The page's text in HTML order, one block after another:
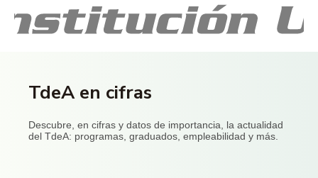
TdeA en cifras
Descubre, en cifras y datos de importancia, la actualidad
del TdeA: programas, graduados, empleabilidad y más.